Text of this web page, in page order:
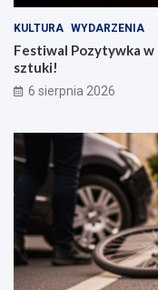
KULTURA WYDARZENIA
Festiwal Pozytywka w
sztuki!
6 sierpnia 2026